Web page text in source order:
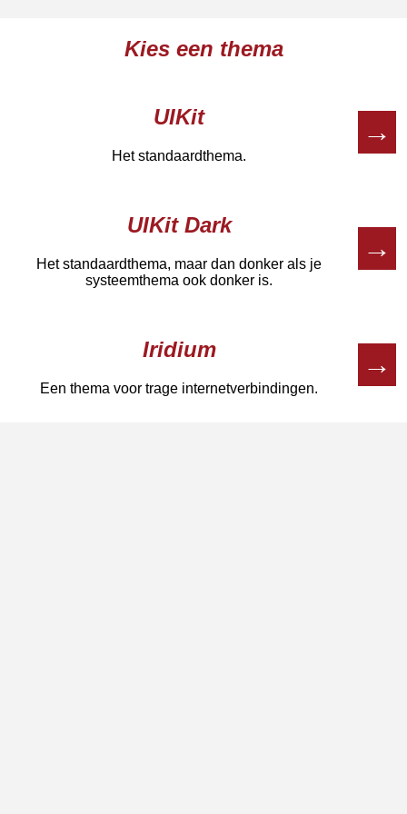
Kies een thema
UIKit
Het standaardthema.
→
UIKit Dark
Het standaardthema, maar dan donker als je
systeemthema ook donker is.
→
Iridium
Een thema voor trage internetverbindingen.
→